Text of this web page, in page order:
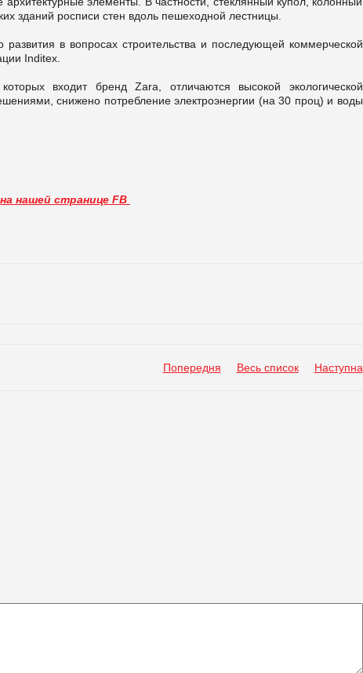
зданий росписи стен вдоль пешеходной лестницы.
развития в вопросах строительства и последующей коммерческой
Inditex.
входит бренд Zara, отличаются высокой экологической
снижено потребление электроэнергии (на 30 проц) и воды
на нашей странице FB
Попередня Весь список Наступна